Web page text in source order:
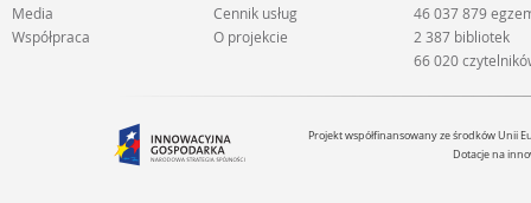
Media
Współpraca
Cennik usług
O projekcie
46 037 879
2 387 bibliotek
66 020
Projekt współfinansowany ze środków Unii
Dotacje na